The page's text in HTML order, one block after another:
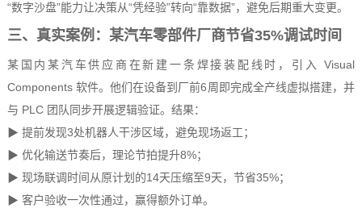
“数字沙盘”能力让决策从“凭经验”转向“靠数据”，避免后期重大变更。
三、真实案例：某汽车零部件厂商节省35%调试时间
某国内某汽车供应商在新建一条焊接装配线时，引入 Visual
Components 软件。他们在设备到厂前6周即完成全产线虚拟搭建，并
与 PLC 团队同步开展逻辑验证。结果：
▶ 提前发现3处机器人干涉区域，避免现场返工；
▶ 优化输送节奏后，理论节拍提升8%；
▶ 现场联调时间从原计划的14天压缩至9天，节省35%；
▶ 客户验收一次性通过，赢得额外订单。